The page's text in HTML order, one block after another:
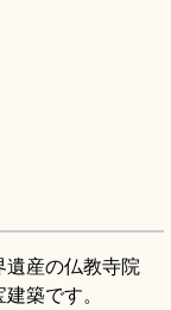
遺産の仏教寺院
築です。